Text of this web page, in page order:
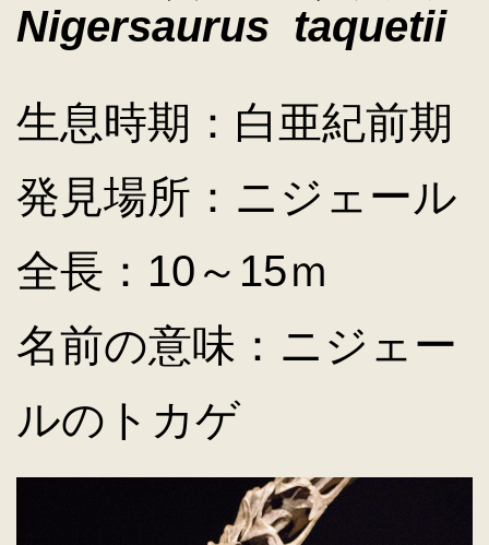
Nigersaurus taquetii
生息時期：白亜紀前期
発見場所：ニジェール
全長：10～15ｍ
名前の意味：ニジェー
ルのトカゲ